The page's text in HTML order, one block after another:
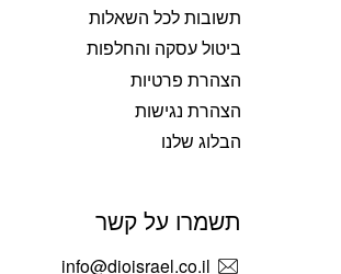
תשובות לכל השאלות
ביטול עסקה והחלפות
הצהרת פרטיות
הצהרת נגישות
הבלוג שלנו
תשמרו על קשר
info@dioisrael.co.il